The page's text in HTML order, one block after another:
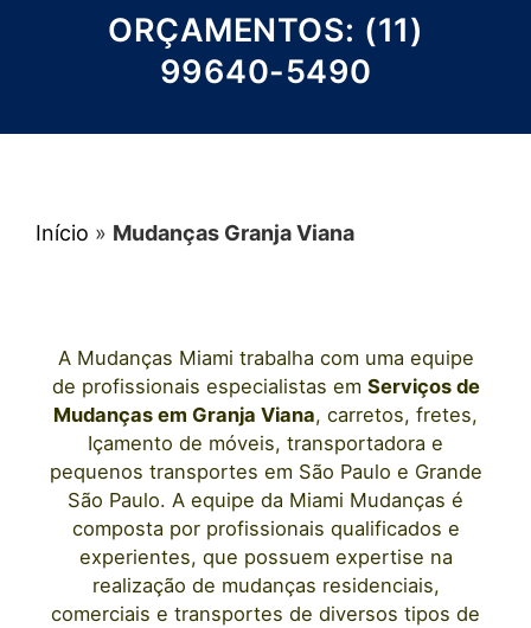
ORÇAMENTOS: (11)
99640-5490
Início » Mudanças Granja Viana
A Mudanças Miami trabalha com uma equipe
de profissionais especialistas em Serviços de
Mudanças em Granja Viana, carretos, fretes,
Içamento de móveis, transportadora e
pequenos transportes em São Paulo e Grande
São Paulo. A equipe da Miami Mudanças é
composta por profissionais qualificados e
experientes, que possuem expertise na
realização de mudanças residenciais,
comerciais e transportes de diversos tipos de